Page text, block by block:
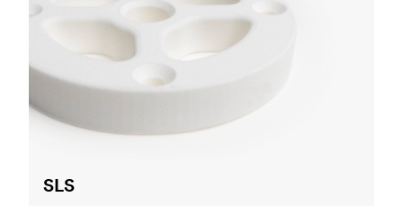
SLS